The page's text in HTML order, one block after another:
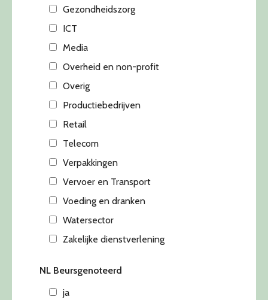
Gezondheidszorg
ICT
Media
Overheid en non-profit
Overig
Productiebedrijven
Retail
Telecom
Verpakkingen
Vervoer en Transport
Voeding en dranken
Watersector
Zakelijke dienstverlening
NL Beursgenoteerd
ja